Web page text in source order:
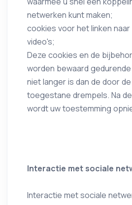
netwerken kunt maken;
cookies voor het linken
video's;
Deze cookies en de
worden bewaard
niet langer is dan de door
toegestane drempels. Na
wordt uw toestemming
Interactie met sociale
Interactie met sociale